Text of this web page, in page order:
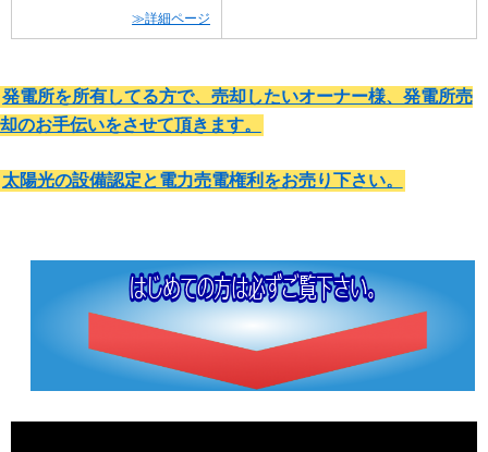
≫詳細ページ
発電所を所有してる方で、売却したいオーナー様、発電所売
却のお手伝いをさせて頂きます。
太陽光の設備認定と電力売電権利をお売り下さい。